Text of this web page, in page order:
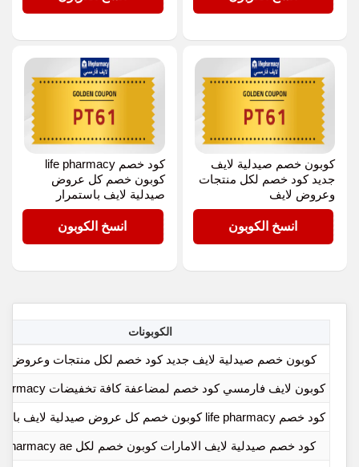
كوبون خصم صيدلية لايف
جديد كود خصم لكل منتجات
وعروض لايف
PT61انسخ الكوبون
كود خصم life pharmacy
كوبون خصم كل عروض
صيدلية لايف باستمرار
PT61انسخ الكوبون
الكوبونات
كوبون خصم صيدلية لايف جديد كود خصم لكل منتجات وعروض
كوبون لايف فارمسي كود خصم لمضاعفة كافة تخفيضات life pharmacy
كود خصم life pharmacy كوبون خصم كل عروض صيدلية لايف باستمرار
كود خصم صيدلية لايف الامارات كوبون خصم لكل life pharmacy ae